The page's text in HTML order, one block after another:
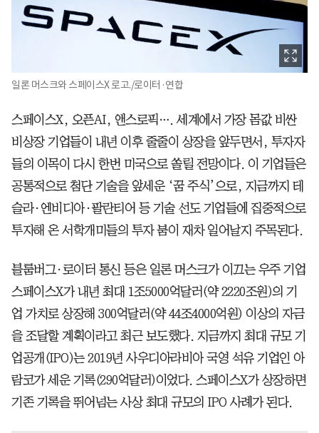
일론 머스크와 스페이스X 로고./로이터·연합
스페이스X, 오픈AI, 앤스로픽…. 세계에서 가장 몸값 비싼
비상장 기업들이 내년 이후 줄줄이 상장을 앞두면서, 투자자
들의 이목이 다시 한번 미국으로 쏠릴 전망이다. 이 기업들은
공통적으로 첨단 기술을 앞세운 ‘꿈 주식’으로, 지금까지 테
슬라·엔비디아·팔란티어 등 기술 선도 기업들에 집중적으로
투자해 온 서학개미들의 투자 붐이 재차 일어날지 주목된다.
블룸버그·로이터 통신 등은 일론 머스크가 이끄는 우주 기업
스페이스X가 내년 최대 1조5000억달러(약 2220조원)의 기
업 가치로 상장해 300억달러(약 44조4000억원) 이상의 자금
을 조달할 계획이라고 최근 보도했다. 지금까지 최대 규모 기
업공개(IPO)는 2019년 사우디아라비아 국영 석유 기업인 아
람코가 세운 기록(290억달러)이었다. 스페이스X가 상장하면
기존 기록을 뛰어넘는 사상 최대 규모의 IPO 사례가 된다.